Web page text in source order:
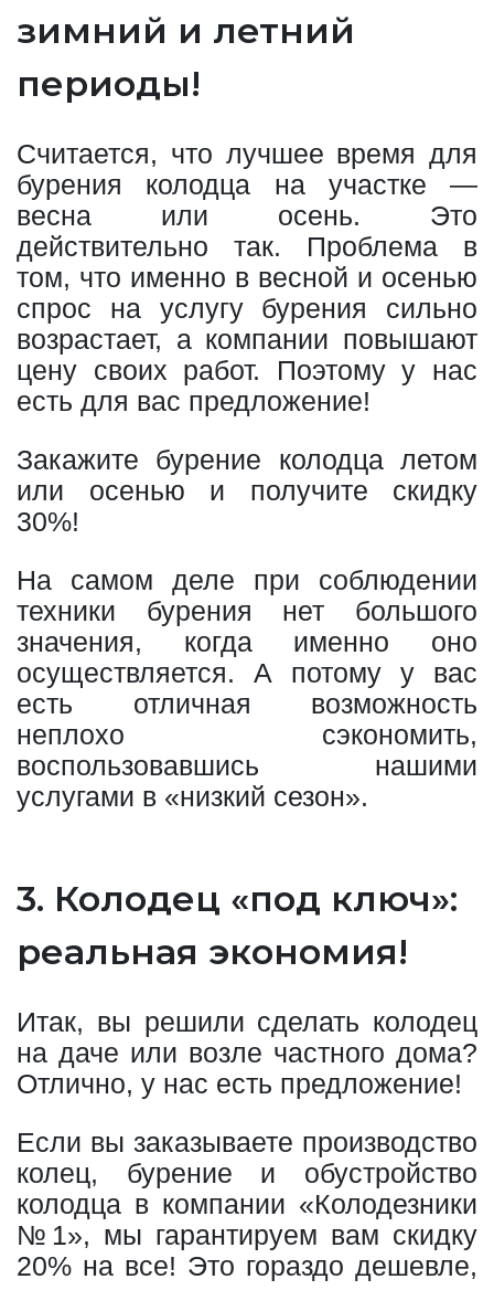
зимний и летний
периоды!
Считается, что лучшее время для
бурения колодца на участке —
весна или осень. Это
действительно так. Проблема в
том, что именно в весной и осенью
спрос на услугу бурения сильно
возрастает, а компании повышают
цену своих работ. Поэтому у нас
есть для вас предложение!
Закажите бурение колодца летом
или осенью и получите скидку
30%!
На самом деле при соблюдении
техники бурения нет большого
значения, когда именно оно
осуществляется. А потому у вас
есть отличная возможность
неплохо сэкономить,
воспользовавшись нашими
услугами в «низкий сезон».
3. Колодец «под ключ»:
реальная экономия!
Итак, вы решили сделать колодец
на даче или возле частного дома?
Отлично, у нас есть предложение!
Если вы заказываете производство
колец, бурение и обустройство
колодца в компании «Колодезники
№1», мы гарантируем вам скидку
20% на все! Это гораздо дешевле,